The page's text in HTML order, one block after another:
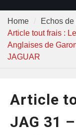
Home
Echos
Article tout frais :
Anglaises de
JAGUAR
Article
JAG 31